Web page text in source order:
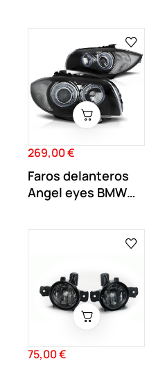
Precio
269,00 €
Faros delanteros
Angel eyes BMW
Precio
75,00 €